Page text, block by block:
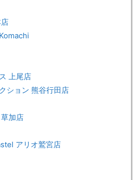
上尾店
ション 熊谷行田店
加店
アリオ鷲宮店